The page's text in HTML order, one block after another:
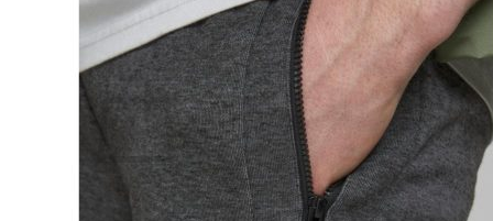
Kirjaudu
Ostoskori on tyhjä.